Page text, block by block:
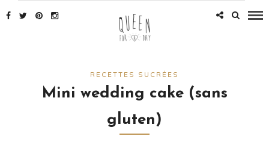
RECETTES SUCRÉES
Mini wedding cake (sans
gluten)